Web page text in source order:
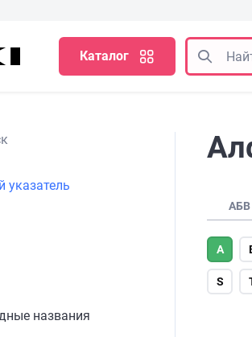
Каталог
указатель
названия
АБВ
A
S